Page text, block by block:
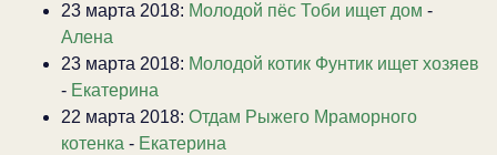
23 марта 2018: Молодой пёс Тоби ищет дом -
Алена
23 марта 2018: Молодой котик Фунтик ищет хозяев
- Екатерина
22 марта 2018: Отдам Рыжего Мраморного
котенка - Екатерина